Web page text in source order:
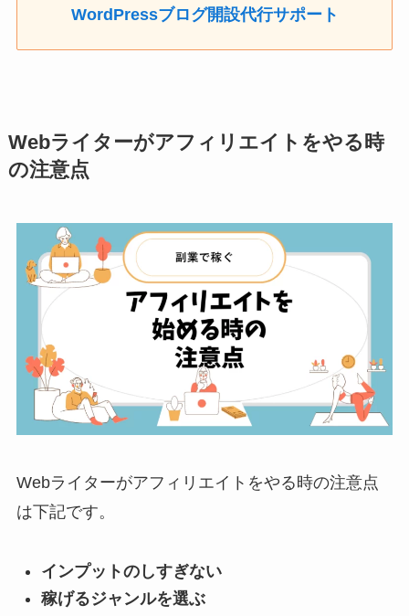
WordPressブログ開設代行サポート
Webライターがアフィリエイトをやる時
の注意点
Webライターがアフィリエイトをやる時の注意点
は下記です。
インプットのしすぎない
稼げるジャンルを選ぶ